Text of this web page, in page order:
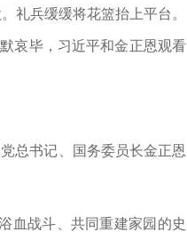
礼兵缓缓将花篮抬上平台。
哀毕，习近平和金正恩观看
总书记、国务委员长金正恩
血战斗、共同重建家园的史